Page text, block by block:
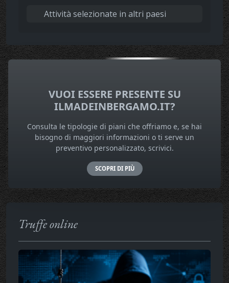
Attività selezionate in altri paesi
VUOI ESSERE PRESENTE SU
ILMADEINBERGAMO.IT?
Consulta le tipologie di piani che offriamo e, se hai
bisogno di maggiori informazioni o ti serve un
preventivo personalizzato, scrivici.
SCOPRI DI PIÙ
Truffe online